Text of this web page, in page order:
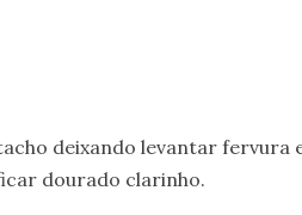
deixando levantar fervura
dourado clarinho.